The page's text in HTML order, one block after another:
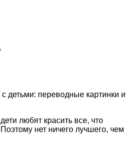
детьми: переводные картинки и
любят красить все, что
нет ничего лучшего, чем